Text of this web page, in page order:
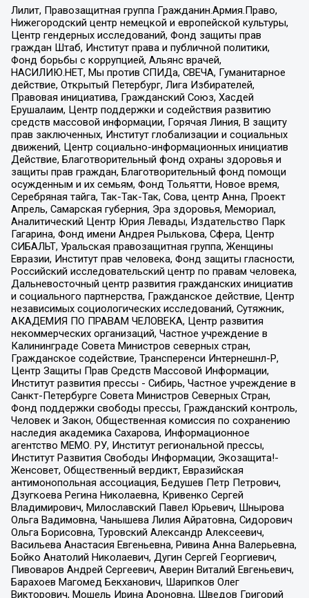
Лилит, Правозащитная группа Гражданин.Армия.Право,
Нижегородский центр немецкой и европейской культуры,
Центр гендерных исследований, Фонд защиты прав
граждан Штаб, Институт права и публичной политики,
Фонд борьбы с коррупцией, Альянс врачей,
НАСИЛИЮ.НЕТ, Мы против СПИДа, СВЕЧА, Гуманитарное
действие, Открытый Петербург, Лига Избирателей,
Правовая инициатива, Гражданский Союз, Хасдей
Ерушалаим, Центр поддержки и содействия развитию
средств массовой информации, Горячая Линия, В защиту
прав заключенных, Институт глобализации и социальных
движений, Центр социально-информационных инициатив
Действие, Благотворительный фонд охраны здоровья и
защиты прав граждан, Благотворительный фонд помощи
осужденным и их семьям, Фонд Тольятти, Новое время,
Серебряная тайга, Так-Так-Так, Сова, центр Анна, Проект
Апрель, Самарская губерния, Эра здоровья, Мемориал,
Аналитический Центр Юрия Левады, Издательство Парк
Гагарина, Фонд имени Андрея Рылькова, Сфера, Центр
СИБАЛЬТ, Уральская правозащитная группа, Женщины
Евразии, Институт прав человека, Фонд защиты гласности,
Российский исследовательский центр по правам человека,
Дальневосточный центр развития гражданских инициатив
и социального партнерства, Гражданское действие, Центр
независимых социологических исследований, Сутяжник,
АКАДЕМИЯ ПО ПРАВАМ ЧЕЛОВЕКА, Центр развития
некоммерческих организаций, Частное учреждение в
Калининграде Совета Министров северных стран,
Гражданское содействие, Трансперенси Интернешнл-Р,
Центр Защиты Прав Средств Массовой Информации,
Институт развития прессы - Сибирь, Частное учреждение в
Санкт-Петербурге Совета Министров Северных Стран,
Фонд поддержки свободы прессы, Гражданский контроль,
Человек и Закон, Общественная комиссия по сохранению
наследия академика Сахарова, Информационное
агентство МЕМО. РУ, Институт региональной прессы,
Институт Развития Свободы Информации, Экозащита!-
Женсовет, Общественный вердикт, Евразийская
антимонопольная ассоциация, Бедушев Петр Петрович,
Дзугкоева Регина Николаевна, Кривенко Сергей
Владимирович, Милославский Павел Юрьевич, Шнырова
Ольга Вадимовна, Чанышева Лилия Айратовна, Сидорович
Ольга Борисовна, Туровский Александр Алексеевич,
Васильева Анастасия Евгеньевна, Ривина Анна Валерьевна,
Бойко Анатолий Николаевич, Дугин Сергей Георгиевич,
Пивоваров Андрей Сергеевич, Аверин Виталий Евгеньевич,
Барахоев Магомед Бекханович, Шарипков Олег
Викторович, Мошель Ирина Ароновна, Шведов Григорий